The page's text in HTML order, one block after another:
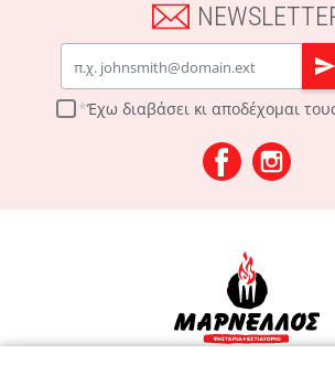
Email
Έχω διαβάσει κι αποδέχομαι